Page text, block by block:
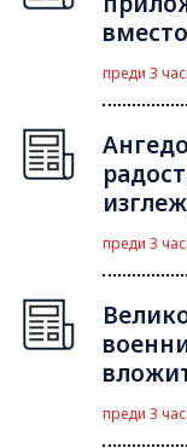
преди 3
преди 3
преди 3